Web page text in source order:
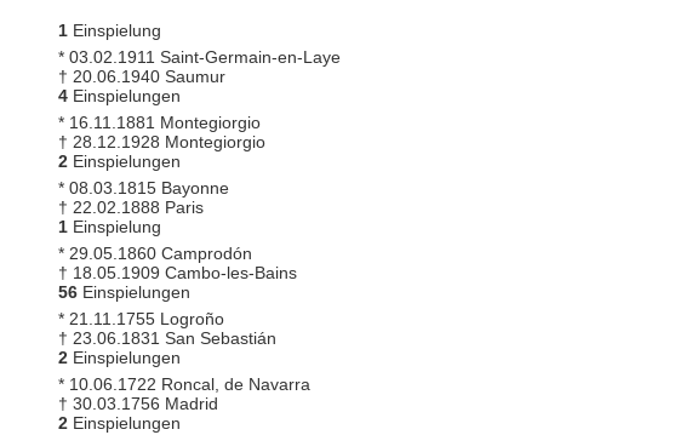
1Einspielung
* 03.02.1911 Saint-Germain-en-Laye
† 20.06.1940 Saumur
4Einspielungen
* 16.11.1881 Montegiorgio
† 28.12.1928 Montegiorgio
2Einspielungen
* 08.03.1815 Bayonne
† 22.02.1888 Paris
1Einspielung
* 29.05.1860 Camprodón
† 18.05.1909 Cambo-les-Bains
56Einspielungen
* 21.11.1755 Logroño
† 23.06.1831 San Sebastián
2Einspielungen
* 10.06.1722 Roncal, de Navarra
† 30.03.1756 Madrid
2Einspielungen